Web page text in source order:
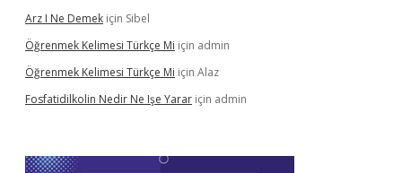
Arz I Ne Demek için Sibel
Öğrenmek Kelimesi Türkçe Mi için admin
Öğrenmek Kelimesi Türkçe Mi için Alaz
Fosfatidilkolin Nedir Ne Işe Yarar için admin